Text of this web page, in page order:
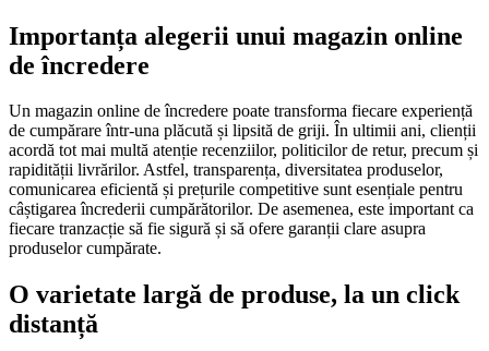
Importanța alegerii unui magazin online
de încredere
Un magazin online de încredere poate transforma fiecare experiență
de cumpărare într-una plăcută și lipsită de griji. În ultimii ani, clienții
acordă tot mai multă atenție recenziilor, politicilor de retur, precum și
rapidității livrărilor. Astfel, transparența, diversitatea produselor,
comunicarea eficientă și prețurile competitive sunt esențiale pentru
câștigarea încrederii cumpărătorilor. De asemenea, este important ca
fiecare tranzacție să fie sigură și să ofere garanții clare asupra
produselor cumpărate.
O varietate largă de produse, la un click
distanță